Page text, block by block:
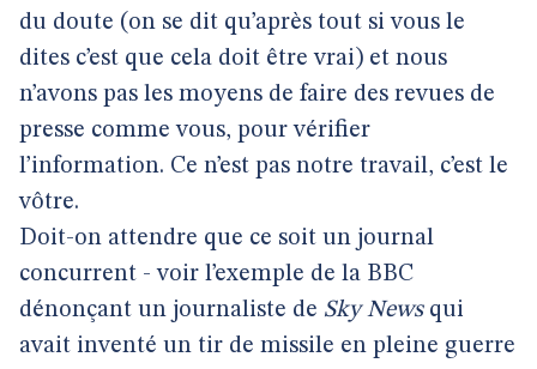
du doute (on se dit qu’après tout si vous le
dites c’est que cela doit être vrai) et nous
n’avons pas les moyens de faire des revues de
presse comme vous, pour vérifier
l’information. Ce n’est pas notre travail, c’est le
vôtre.
Doit-on attendre que ce soit un journal
concurrent - voir l’exemple de la BBC
dénonçant un journaliste de Sky Newsqui
avait inventé un tir de missile en pleine guerre